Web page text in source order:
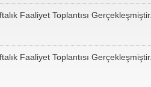
Faaliyet Toplantısı Gerçekleşmiştir.
Faaliyet Toplantısı Gerçekleşmiştir.